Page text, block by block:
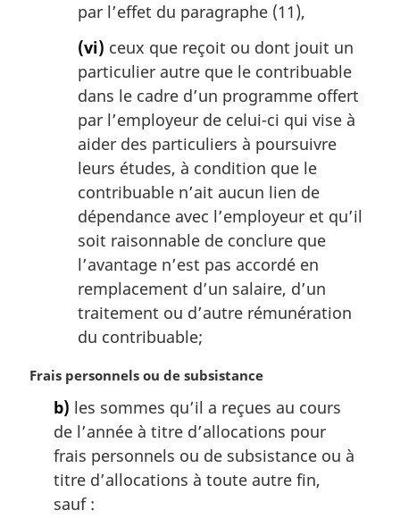
par l’effet du paragraphe (11),
(vi) ceux que reçoit ou dont jouit un
particulier autre que le contribuable
dans le cadre d’un programme offert
par l’employeur de celui-ci qui vise à
aider des particuliers à poursuivre
leurs études, à condition que le
contribuable n’ait aucun lien de
dépendance avec l’employeur et qu’il
soit raisonnable de conclure que
l’avantage n’est pas accordé en
remplacement d’un salaire, d’un
traitement ou d’autre rémunération
du contribuable;
N
Frais personnels ou de subsistance
b) les sommes qu’il a reçues au cours
de l’année à titre d’allocations pour
frais personnels ou de subsistance ou à
titre d’allocations à toute autre fin,
sauf :